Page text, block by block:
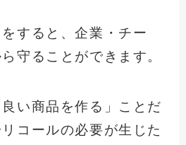
をすると、企業・チー
守ることができます。
い商品を作る」ことだ
コールの必要が生じた